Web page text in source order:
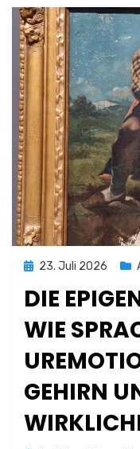
Posted
23. Juli 2026
DIE
WIE
GEHIRN